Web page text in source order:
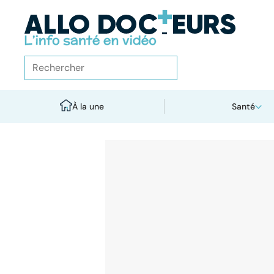
À la une Santé